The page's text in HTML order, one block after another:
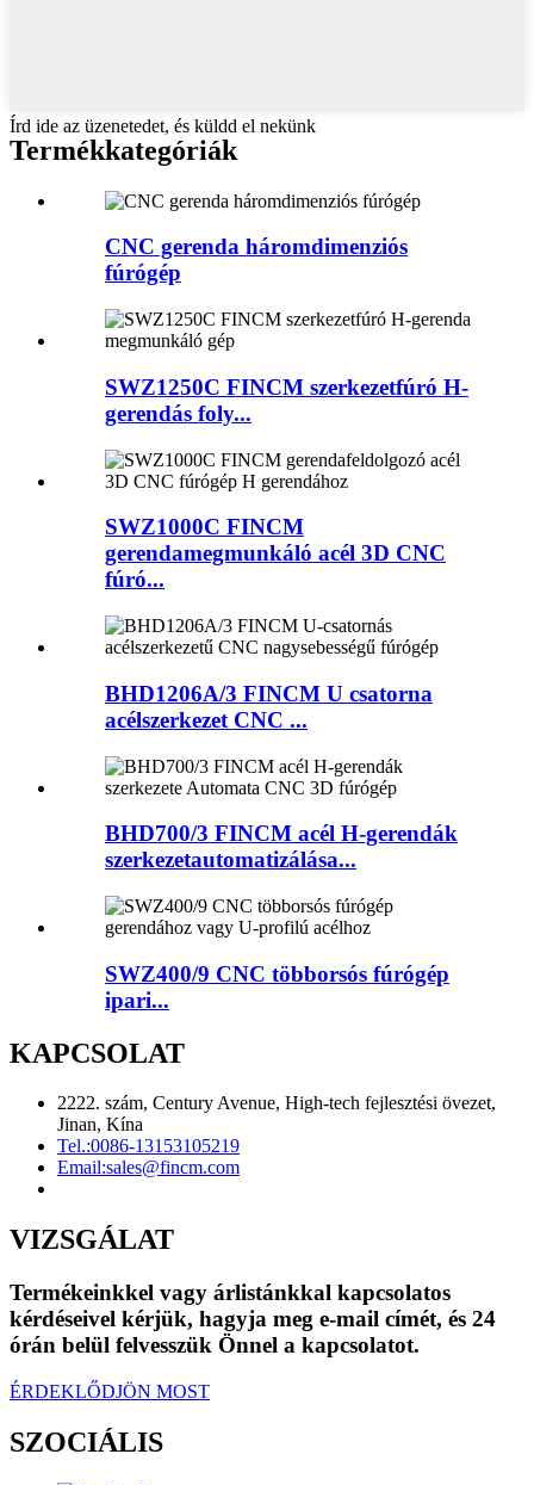
Írd ide az üzenetedet, és küldd el nekünk
Termékkategóriák
CNC gerenda háromdimenziós
fúrógép
SWZ1250C FINCM szerkezetfúró H-
gerendás foly...
SWZ1000C FINCM
gerendamegmunkáló acél 3D CNC
fúró...
BHD1206A/3 FINCM U csatorna
acélszerkezet CNC ...
BHD700/3 FINCM acél H-gerendák
szerkezetautomatizálása...
SWZ400/9 CNC többorsós fúrógép
ipari...
KAPCSOLAT
2222. szám, Century Avenue, High-tech fejlesztési övezet,
Jinan, Kína
Tel.:0086-13153105219
Email:sales@fincm.com
VIZSGÁLAT
Termékeinkkel vagy árlistánkkal kapcsolatos
kérdéseivel kérjük, hagyja meg e-mail címét, és 24
órán belül felvesszük Önnel a kapcsolatot.
ÉRDEKLŐDJÖN MOST
SZOCIÁLIS